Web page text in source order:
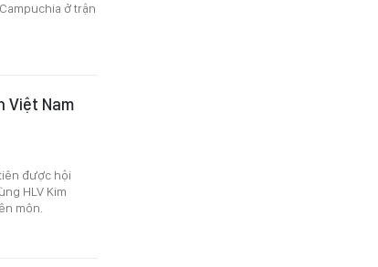
ở trận
Việt Nam
được hội
HLV Kim
môn.